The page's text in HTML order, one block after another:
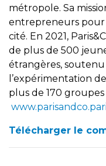
métropole. Sa
entrepreneurs pour
cité. En 2021,
de plus de 500
étrangères, soutenu
l’expérimentation
plus de 170
Télécharger le